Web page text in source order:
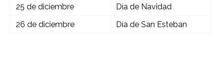
25 de diciembre
Día de Navidad
26 de diciembre
Día de San Esteban